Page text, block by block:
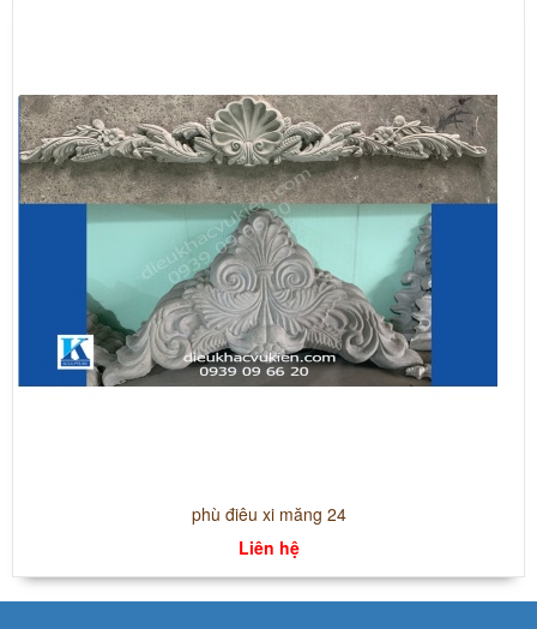
phù điêu xi măng 24
Liên hệ